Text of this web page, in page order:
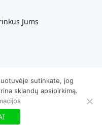
Jums
Visos teisės saugomos
sutinkate, jog
sklandų apsipirkimą.